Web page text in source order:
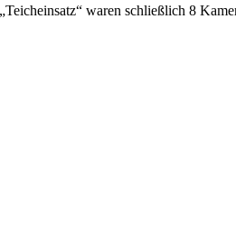
waren schließlich 8